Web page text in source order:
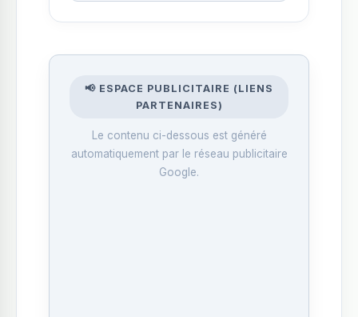
📢 ESPACE PUBLICITAIRE (LIENS
PARTENAIRES)
Le contenu ci-dessous est généré
automatiquement par le réseau publicitaire
Google.